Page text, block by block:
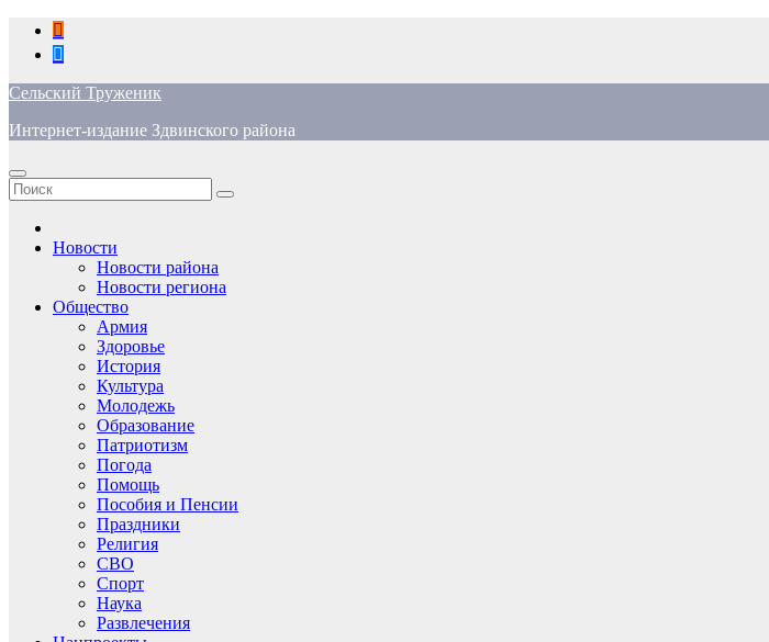
Перейти
содержимому
Сельский Труженик
Интернет-издание Здвинского района
Новости
Новости района
Новости региона
Общество
Армия
Здоровье
История
Культура
Молодежь
Образование
Патриотизм
Погода
Помощь
Пособия и Пенсии
Праздники
Религия
СВО
Спорт
Наука
Развлечения